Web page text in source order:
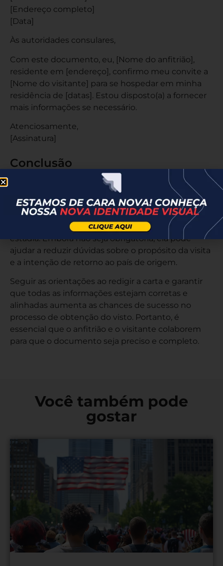
[Endereço completo]
[Data]
Às autoridades consulares,
Com este documento, eu, [Nome do anfitrião],
residente em [endereço], confirmo meu convite a
[Nome do visitante] para se hospedar em minha
residência de [datas]. Estou disposto(a) a fornecer
mais informações se necessário.
Atenciosamente,
[Assinatura]
Conclusão
A carta convite para os Estados Unidos é uma
ferramenta valiosa para reforçar a solicitação de
visto, demonstrando que o visitante tem um local
garantido para ficar e planos concretos para a
estadia. Embora não seja obrigatória, ela pode
ajudar a reduzir dúvidas sobre o propósito da visita
e a intenção de retorno ao país de origem.
Seguir as orientações ao redigir a carta e garantir
que todas as informações estejam corretas e
alinhadas aumenta as chances de sucesso no
processo de obtenção do visto. Portanto, é
essencial que o anfitrião e o visitante colaborem
para que o documento seja preciso e completo.
Você também pode
gostar